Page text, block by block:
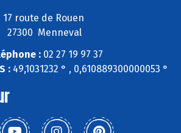
17 route de Rouen
27300 Menneval
:02 27 19 97 37
:49,1031232 ° , 0,610889300000053 °